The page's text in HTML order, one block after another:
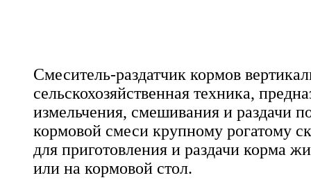
Смеситель-раздатчик кормов
сельскохозяйственная техника,
измельчения, смешивания и раздачи
кормовой смеси крупному рогатому
для приготовления и раздачи корма
или на кормовой стол.